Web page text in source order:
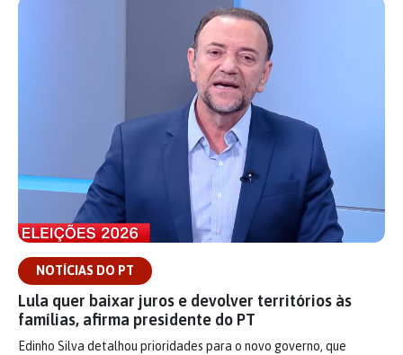
NOTÍCIAS DO PT
Lula quer baixar juros e devolver territórios às
famílias, afirma presidente do PT
Edinho Silva detalhou prioridades para o novo governo, que